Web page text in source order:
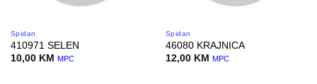
Spidan
410971 SELEN
10,00 KM MPC
Spidan
46080 KRAJNICA
12,00 KM MPC